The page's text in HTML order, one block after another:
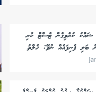
ޝައްކު ކުރެވިގެން ޓެސްޓް ކުރި
ބަލި ފެނިފައެއް ނުވޭ: ހެލްތު